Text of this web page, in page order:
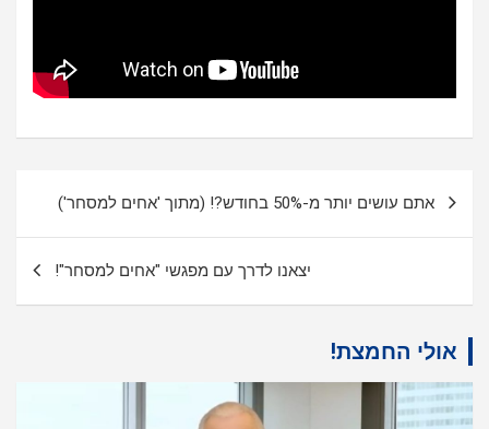
אתם עושים יותר מ-50% בחודש?! (מתוך 'אחים למסחר')
יצאנו לדרך עם מפגשי "אחים למסחר"!
אולי החמצת!